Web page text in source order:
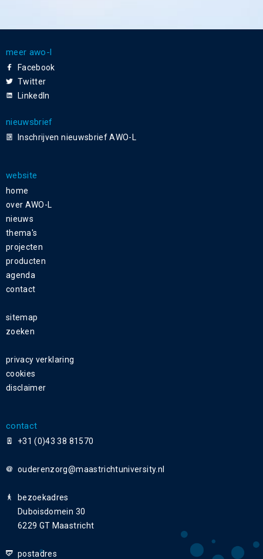
meer awo-l
Facebook
Twitter
LinkedIn
nieuwsbrief
Inschrijven nieuwsbrief AWO-L
website
home
over AWO-L
nieuws
thema's
projecten
producten
agenda
contact
sitemap
zoeken
privacy verklaring
cookies
disclaimer
contact
+31 (0)43 38 81570
ouderenzorg
bezoekadres
Duboisdomein 30
6229 GT Maastricht
postadres